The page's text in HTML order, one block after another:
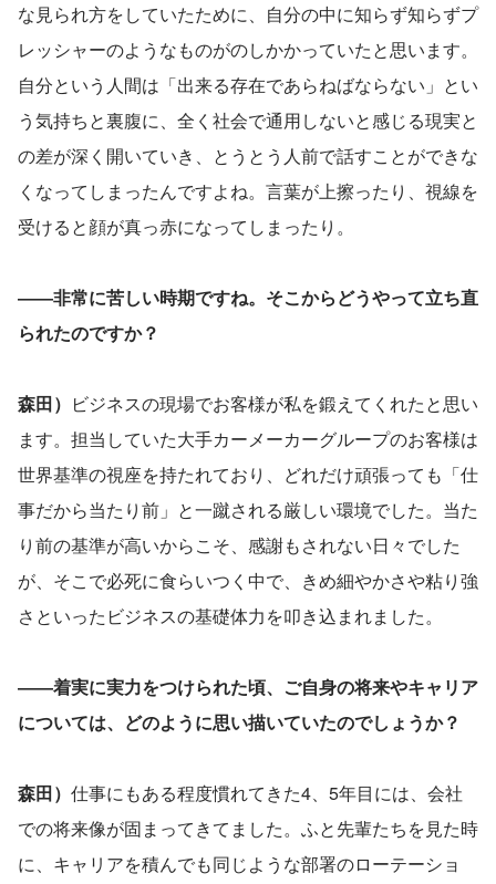
な見られ方をしていたために、自分の中に知らず知らずプ
レッシャーのようなものがのしかかっていたと思います。
自分という人間は「出来る存在であらねばならない」とい
う気持ちと裏腹に、全く社会で通用しないと感じる現実と
の差が深く開いていき、とうとう人前で話すことができな
くなってしまったんですよね。言葉が上擦ったり、視線を
受けると顔が真っ赤になってしまったり。
――非常に苦しい時期ですね。そこからどうやって立ち直
られたのですか？
森田） ビジネスの現場でお客様が私を鍛えてくれたと思い
ます。担当していた大手カーメーカーグループのお客様は
世界基準の視座を持たれており、どれだけ頑張っても「仕
事だから当たり前」と一蹴される厳しい環境でした。当た
り前の基準が高いからこそ、感謝もされない日々でした
が、そこで必死に食らいつく中で、きめ細やかさや粘り強
さといったビジネスの基礎体力を叩き込まれました。
――着実に実力をつけられた頃、ご自身の将来やキャリア
については、どのように思い描いていたのでしょうか？
森田） 仕事にもある程度慣れてきた4、5年目には、会社
での将来像が固まってきてました。ふと先輩たちを見た時
に、キャリアを積んでも同じような部署のローテーショ